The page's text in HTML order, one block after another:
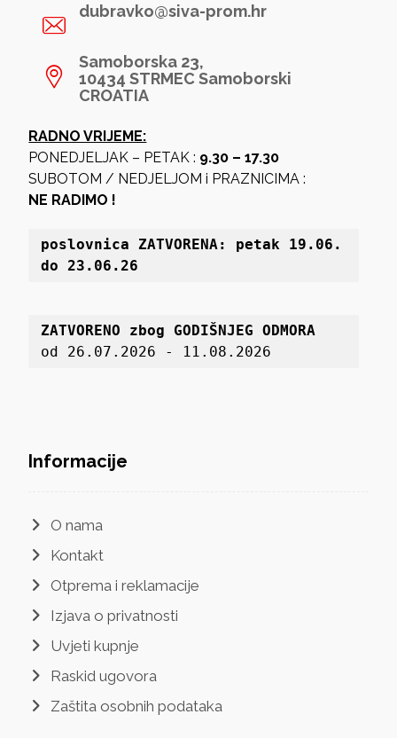
dubravko@siva-prom.hr
Samoborska 23,
10434 STRMEC Samoborski
CROATIA
RADNO VRIJEME:
PONEDJELJAK – PETAK : 9.30 – 17.30
SUBOTOM / NEDJELJOM i PRAZNICIMA :
NE RADIMO !
poslovnica ZATVORENA: petak 19 .06.
do 23.06.26
ZATVORENO zbog GODIŠNJEG ODMORA
od 26.07.2026 - 11.08.2026
Informacije
O nama
Kontakt
Otprema i reklamacije
Izjava o privatnosti
Uvjeti kupnje
Raskid ugovora
Zaštita osobnih podataka